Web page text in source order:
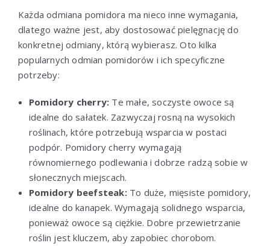
Każda odmiana pomidora ma nieco inne wymagania,
dlatego ważne jest, aby dostosować pielęgnację do
konkretnej odmiany, którą wybierasz. Oto kilka
popularnych odmian pomidorów i ich specyficzne
potrzeby:
Pomidory cherry: Te małe, soczyste owoce są
idealne do sałatek. Zazwyczaj rosną na wysokich
roślinach, które potrzebują wsparcia w postaci
podpór. Pomidory cherry wymagają
równomiernego podlewania i dobrze radzą sobie w
słonecznych miejscach.
Pomidory beefsteak:To duże, mięsiste pomidory,
idealne do kanapek. Wymagają solidnego wsparcia,
ponieważ owoce są ciężkie. Dobre przewietrzanie
roślin jest kluczem, aby zapobiec chorobom.